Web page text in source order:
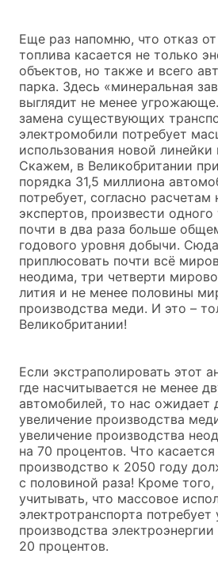
Еще раз напомню, что отказ
топлива касается не только
объектов, но также и всего
парка. Здесь «минеральная
выглядит не менее
замена существующих
электромобили потребует
использования новой линейки
Скажем, в Великобритании
порядка 31,5 миллиона
потребует, согласно расчетам
экспертов, произвести одного
почти в два раза больше
годового уровня добычи.
приплюсовать почти всё
неодима, три четверти
лития и не менее половины
производства меди. И это –
Великобритании!
Если экстраполировать этот
где насчитывается не менее
автомобилей, то нас ожидает
увеличение производства
увеличение производства
на 70 процентов. Что касается
производство к 2050 году
с половиной раза! Кроме
учитывать, что массовое
электротранспорта потребует
производства
20 процентов.